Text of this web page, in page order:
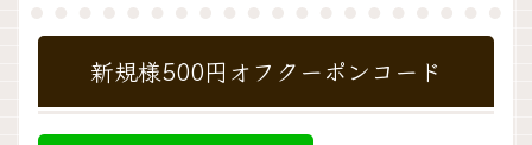
新規様500円オフクーポンコード